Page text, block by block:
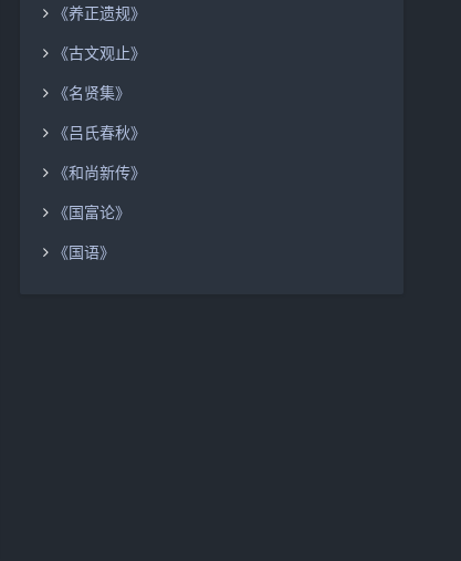
《养正遗规》
《古文观止》
《名贤集》
《吕氏春秋》
《和尚新传》
《国富论》
《国语》